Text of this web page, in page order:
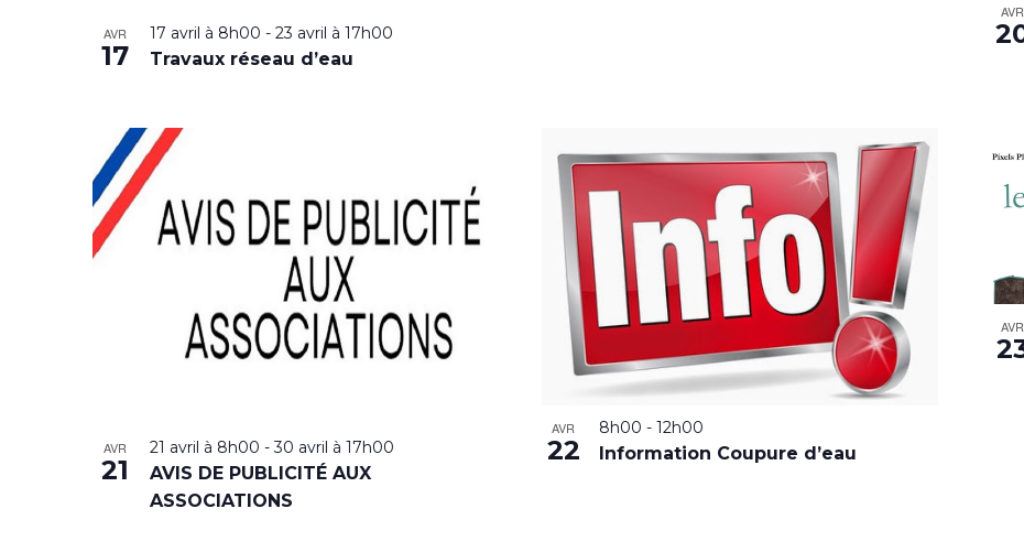
AVR
17
17 avril à 8h00 - 23 avril à 17h00
Travaux réseau d’eau
AVR
AVR
21
21 avril à 8h00 -30 avril à 17h00
AVIS DE PUBLICITÉ AUX
ASSOCIATIONS
AVR
22
8h00 - 12h00
Information Coupure d’eau
AVR